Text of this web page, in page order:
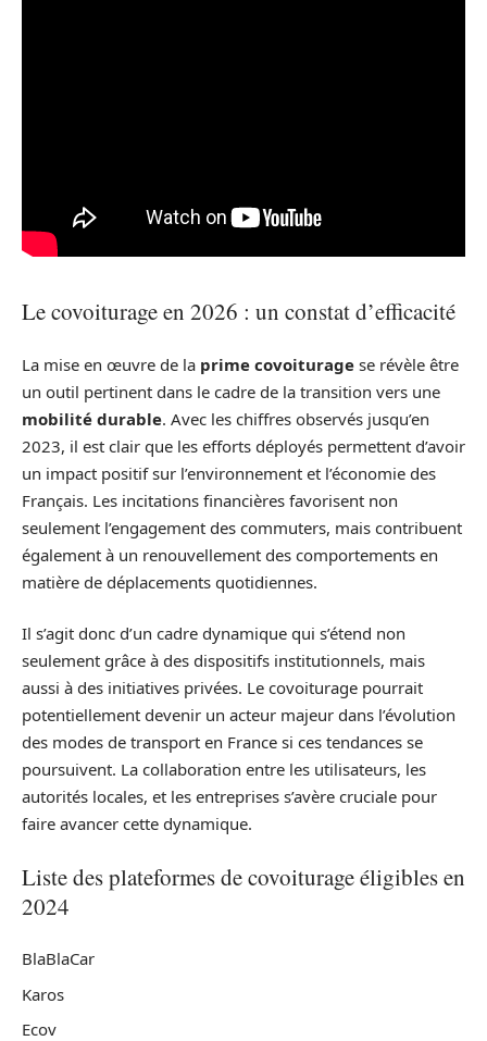
Le covoiturage en 2026 : un constat d’efficacité
La mise en œuvre de la prime covoiturage se révèle être
un outil pertinent dans le cadre de la transition vers une
mobilité durable. Avec les chiffres observés jusqu’en
2023, il est clair que les efforts déployés permettent d’avoir
un impact positif sur l’environnement et l’économie des
Français. Les incitations financières favorisent non
seulement l’engagement des commuters, mais contribuent
également à un renouvellement des comportements en
matière de déplacements quotidiennes.
Il s’agit donc d’un cadre dynamique qui s’étend non
seulement grâce à des dispositifs institutionnels, mais
aussi à des initiatives privées. Le covoiturage pourrait
potentiellement devenir un acteur majeur dans l’évolution
des modes de transport en France si ces tendances se
poursuivent. La collaboration entre les utilisateurs, les
autorités locales, et les entreprises s’avère cruciale pour
faire avancer cette dynamique.
Liste des plateformes de covoiturage éligibles en
2024
BlaBlaCar
Karos
Ecov